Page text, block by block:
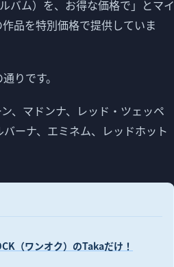
バム）を、お得な価格で」とマイ
品を特別価格で提供していま
りです。
、マドンナ、レッド・ツェッペ
ーナ、エミネム、レッドホット
（ワンオク）のTakaだけ！